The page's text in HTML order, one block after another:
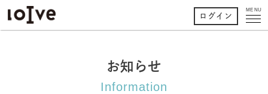
MENU
ログイン
お知らせ
Information